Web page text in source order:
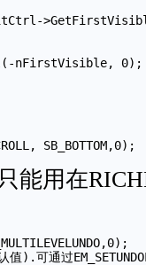
nFirstVisible, 0);
能用在
值).可通过